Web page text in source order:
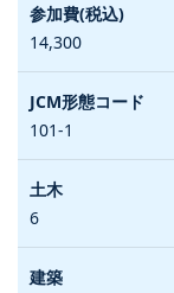
14,300
101-1
6